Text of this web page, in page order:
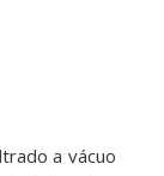
a vácuo